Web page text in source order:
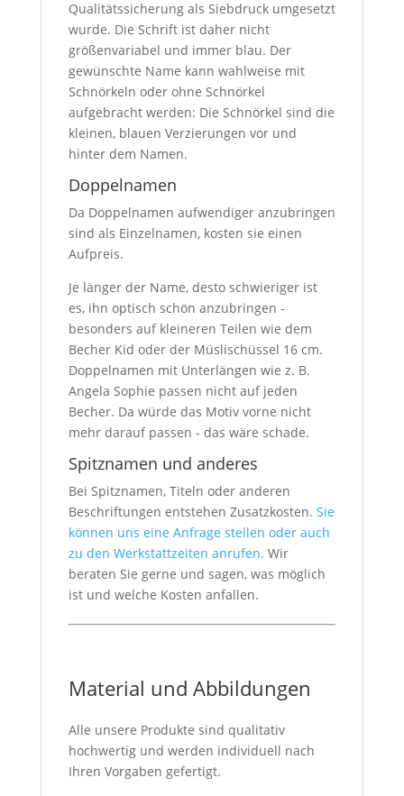
Qualitätssicherung als Siebdruck umgesetzt
wurde. Die Schrift ist daher nicht
größenvariabel und immer blau. Der
gewünschte Name kann wahlweise mit
Schnörkeln oder ohne Schnörkel
aufgebracht werden: Die Schnörkel sind die
kleinen, blauen Verzierungen vor und
hinter dem Namen.
Doppelnamen
Da Doppelnamen aufwendiger anzubringen
sind als Einzelnamen, kosten sie einen
Aufpreis.
Je länger der Name, desto schwieriger ist
es, ihn optisch schön anzubringen -
besonders auf kleineren Teilen wie dem
Becher Kid oder der Müslischüssel 16 cm.
Doppelnamen mit Unterlängen wie z. B.
Angela Sophie passen nicht auf jeden
Becher. Da würde das Motiv vorne nicht
mehr darauf passen - das wäre schade.
Spitznamen und anderes
Bei Spitznamen, Titeln oder anderen
Beschriftungen entstehen Zusatzkosten. Sie
können uns eine Anfrage stellen oder auch
zu den Werkstattzeiten anrufen. Wir
beraten Sie gerne und sagen, was möglich
ist und welche Kosten anfallen.
Material und Abbildungen
Alle unsere Produkte sind qualitativ
hochwertig und werden individuell nach
Ihren Vorgaben gefertigt.